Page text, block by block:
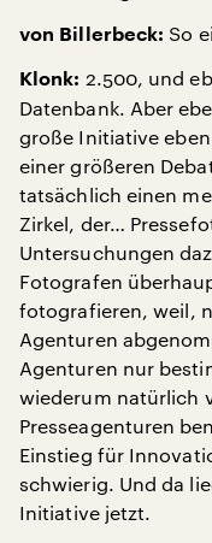
von Billerbeck: So
Klonk: 2.500, und
Datenbank. Aber
große Initiative
einer größeren
tatsächlich einen
Zirkel, der…
Untersuchungen
Fotografen
fotografieren, weil,
Agenturen
Agenturen nur
wiederum natürlich
Presseagenturen
Einstieg für
schwierig. Und da
Initiative jetzt.